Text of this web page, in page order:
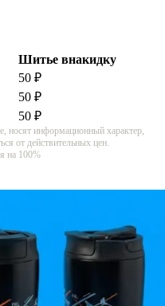
Шитье внакидку
50 ₽
50 ₽
50 ₽
носят информационный характер,
от действительных цен.
на 100%